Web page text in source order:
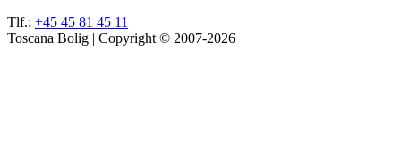
Tlf.: +45 45 81 45 11
Toscana Bolig | Copyright © 2007-2026